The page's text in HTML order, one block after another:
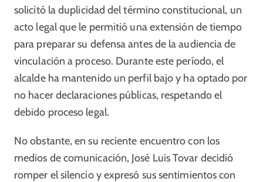
solicitó la duplicidad del término constitucional, un
acto legal que le permitió una extensión de tiempo
para preparar su defensa antes de la audiencia de
vinculación a proceso. Durante este período, el
alcalde ha mantenido un perfil bajo y ha optado por
no hacer declaraciones públicas, respetando el
debido proceso legal.
No obstante, en su reciente encuentro con los
medios de comunicación, José Luis Tovar decidió
romper el silencio y expresó sus sentimientos con